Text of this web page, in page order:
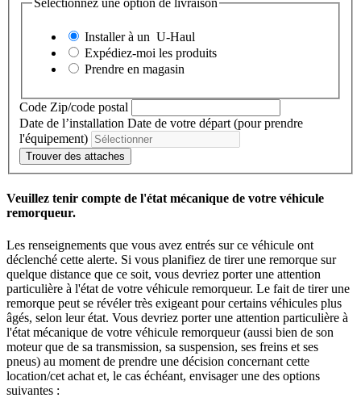
Sélectionnez une option de livraison
Installer à un U-Haul
Expédiez-moi les produits
Prendre en magasin
Code Zip/code postal
Date de l’installation Date de votre départ (pour prendre
l'équipement)
Trouver des attaches
Veuillez tenir compte de l'état mécanique de votre véhicule
remorqueur.
Les renseignements que vous avez entrés sur ce véhicule ont
déclenché cette alerte. Si vous planifiez de tirer une remorque sur
quelque distance que ce soit, vous devriez porter une attention
particulière à l'état de votre véhicule remorqueur. Le fait de tirer une
remorque peut se révéler très exigeant pour certains véhicules plus
âgés, selon leur état. Vous devriez porter une attention particulière à
l'état mécanique de votre véhicule remorqueur (aussi bien de son
moteur que de sa transmission, sa suspension, ses freins et ses
pneus) au moment de prendre une décision concernant cette
location/cet achat et, le cas échéant, envisager une des options
suivantes :